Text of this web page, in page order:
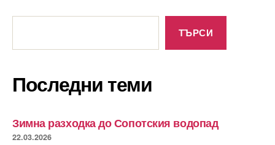
ТЪРСИ
Последни теми
Зимна разходка до Сопотския водопад
22.03.2026